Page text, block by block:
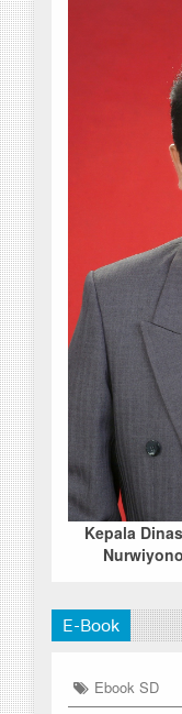
Kepala
E-Book
Ebook SD